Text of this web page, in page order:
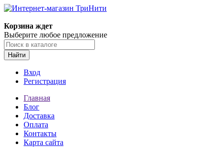
Корзина ждет
Выберите любое предложение
Найти
Вход
Регистрация
Главная
Блог
Доставка
Оплата
Контакты
Карта сайта